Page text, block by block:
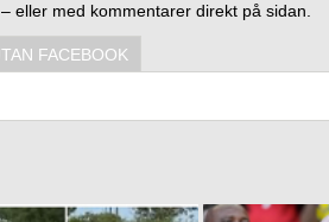
eller med kommentarer direkt på sidan.
FACEBOOK